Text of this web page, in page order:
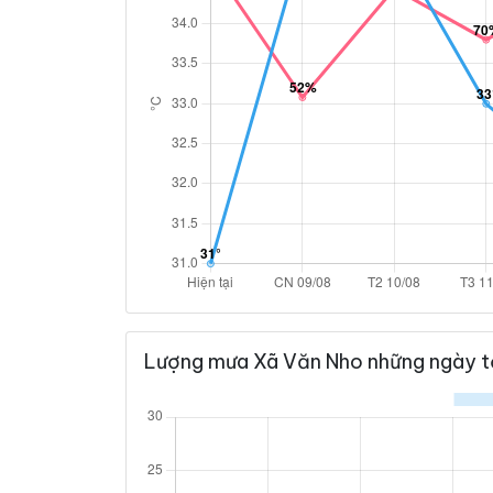
Lượng mưa Xã Văn Nho những ngày